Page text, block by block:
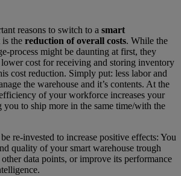
reasons to switch to a smart
is the reduction of overall costs. While the
process might be daunting at first, they
cost for receiving and storing inventory
cost reduction. Simply put: less labor and
the warehouse and it’s contents. At the
of your workforce increases your
to ship more in the same time/with the
re-invested to increase positive effects: You
quality of your smart warehouse trough
data points, or improve its performance